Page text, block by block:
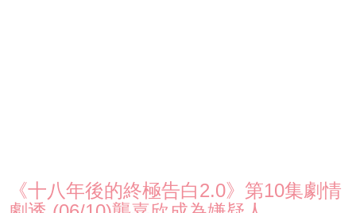
《十八年後的終極告白2.0》第10集劇情